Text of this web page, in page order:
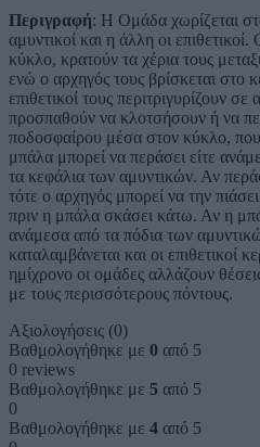
Περιγραφή: Η Ομάδα χωρίζεται
αμυντικοί και η άλλη οι
κύκλο, κρατούν τα χέρια τους
ενώ ο αρχηγός τους βρίσκεται στο
επιθετικοί τους περιτριγυρίζουν
προσπαθούν να κλοτσήσουν ή να
ποδοσφαίρου μέσα στον κύκλο,
μπάλα μπορεί να περάσει είτε
τα κεφάλια των αμυντικών. Αν
τότε ο αρχηγός μπορεί να την
πριν η μπάλα σκάσει κάτω. Αν η
ανάμεσα από τα πόδια των
καταλαμβάνεται και οι επιθετικοί
ημίχρονο οι ομάδες αλλάζουν
με τους περισσότερους πόντους.
Αξιολογήσεις (0)
Βαθμολογήθηκε με 0 από 5
0 reviews
Βαθμολογήθηκε με 5 από 5
0
Βαθμολογήθηκε με 4 από 5